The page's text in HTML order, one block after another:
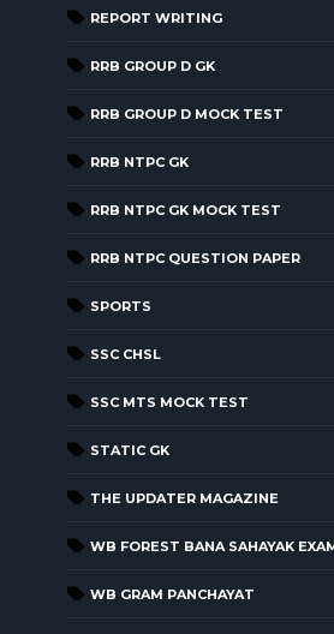
REPORT WRITING
RRB GROUP D GK
RRB GROUP D MOCK TEST
RRB NTPC GK
RRB NTPC GK MOCK TEST
RRB NTPC QUESTION PAPER
SPORTS
SSC CHSL
SSC MTS MOCK TEST
STATIC GK
THE UPDATER MAGAZINE
WB FOREST BANA SAHAYAK
WB GRAM PANCHAYAT